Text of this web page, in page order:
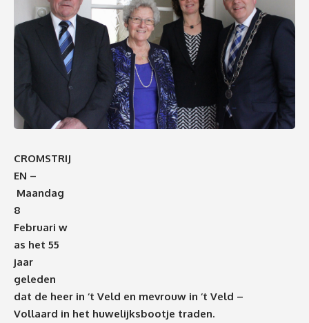
CROMSTRIJ
EN –
Maandag
8
Februari w
as het 55
jaar
geleden
dat de heer in ‘t Veld en mevrouw in ‘t Veld –
Vollaard in het huwelijksbootje traden.